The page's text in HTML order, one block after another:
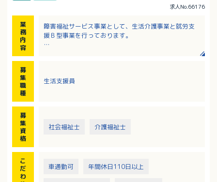
求人No.66176
業
務
内
容
障害福祉サービス事業として、生活介護事業と就労支
援Ｂ型事業を行っております。
業、リサイクル活動）に関する業務を
募
集
職
種
生活支援員
募
集
資
格
社会福祉士 介護福祉士
こ
だ
わ
車通勤可 年間休日110日以上